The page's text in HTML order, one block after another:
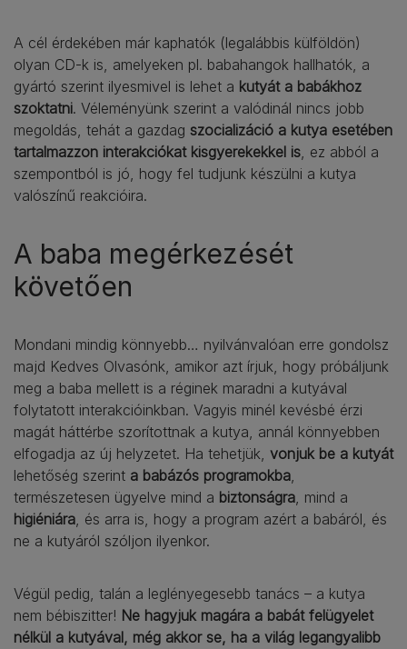
A cél érdekében már kaphatók (legalábbis külföldön)
olyan CD-k is, amelyeken pl. babahangok hallhatók, a
gyártó szerint ilyesmivel is lehet a kutyát a babákhoz
szoktatni. Véleményünk szerint a valódinál nincs jobb
megoldás, tehát a gazdag szocializáció a kutya esetében
tartalmazzon interakciókat kisgyerekekkel is, ez abból a
szempontból is jó, hogy fel tudjunk készülni a kutya
valószínű reakcióira.
A baba megérkezését
követően
Mondani mindig könnyebb… nyilvánvalóan erre gondolsz
majd Kedves Olvasónk, amikor azt írjuk, hogy próbáljunk
meg a baba mellett is a réginek maradni a kutyával
folytatott interakcióinkban. Vagyis minél kevésbé érzi
magát háttérbe szorítottnak a kutya, annál könnyebben
elfogadja az új helyzetet. Ha tehetjük, vonjuk be a kutyát
lehetőség szerint a babázós programokba,
természetesen ügyelve mind a biztonságra, mind a
higiéniára, és arra is, hogy a program azért a babáról, és
ne a kutyáról szóljon ilyenkor.
Végül pedig, talán a leglényegesebb tanács – a kutya
nem bébiszitter! Ne hagyjuk magára a babát felügyelet
nélkül a kutyával, még akkor se, ha a világ legangyalibb